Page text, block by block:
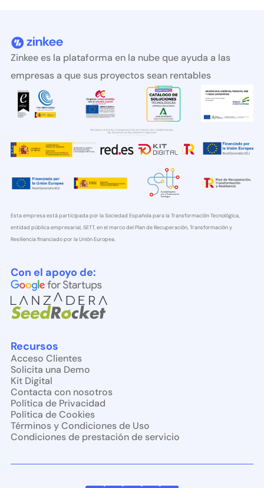
Zinkee es la plataforma en la nube que ayuda a las
empresas a que sus proyectos sean rentables
Esta empresa está participada por la Sociedad Española para la Transformación Tecnológica,
entidad pública empresarial, SETT, en el marco del Plan de Recuperación, Transformación y
Resiliencia financiado por la Unión Europea.
Con el apoyo de:
Recursos
Acceso Clientes
Solicita una Demo
Kit Digital
Contacta con nosotros
Política de Privacidad
Política de Cookies
Términos y Condiciones de Uso
Condiciones de prestación de servicio